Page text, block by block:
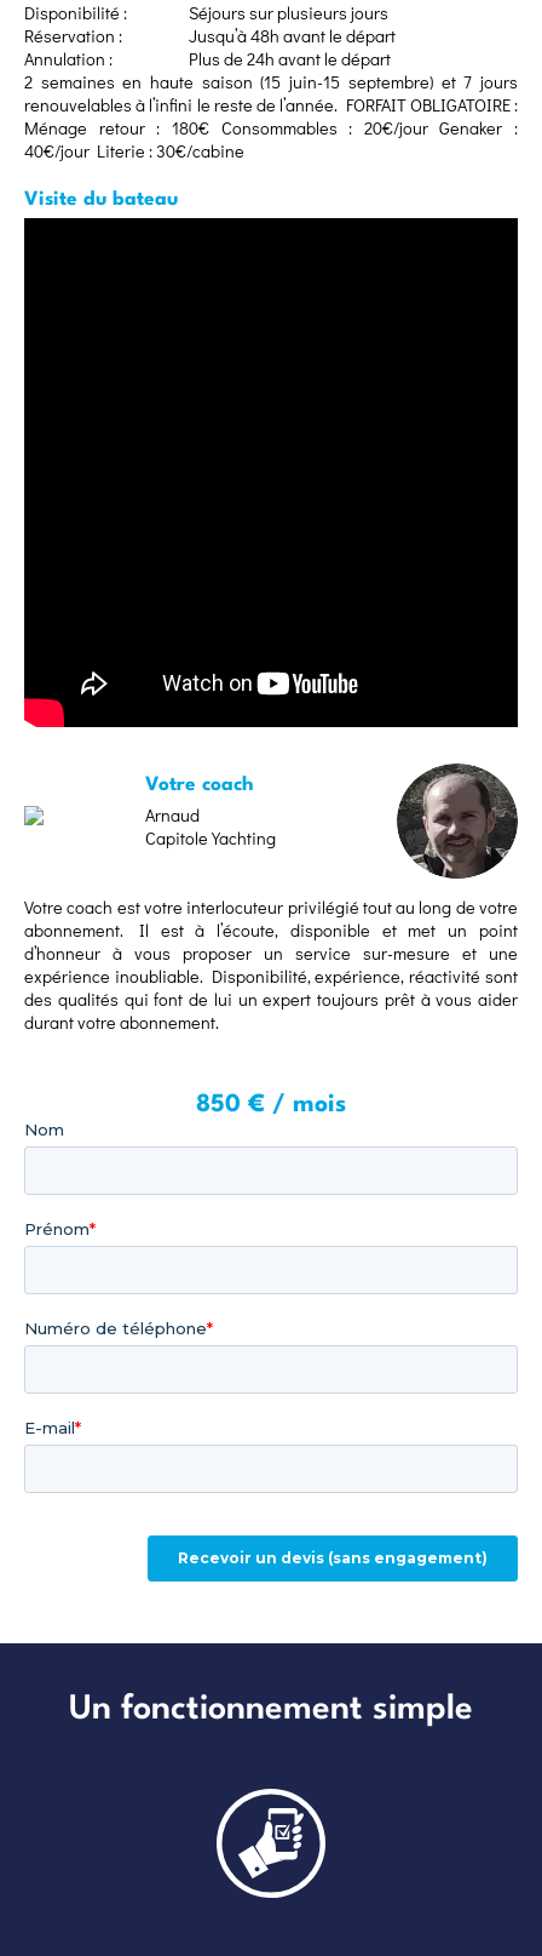
Disponibilité :
Séjours sur plusieurs jours
Réservation :
Jusqu’à 48h avant le départ
Annulation :
Plus de 24h avant le départ
2 semaines en haute saison (15 juin-15 septembre) et 7 jours
renouvelables à l’infini le reste de l’année. FORFAIT OBLIGATOIRE :
Ménage retour : 180€ Consommables : 20€/jour Genaker :
40€/jour Literie : 30€/cabine
Visite du bateau
Votre coach
Arnaud
Capitole Yachting
Votre coach est votre interlocuteur privilégié tout au long de votre
abonnement. Il est à l’écoute, disponible et met un point
d’honneur à vous proposer un service sur-mesure et une
expérience inoubliable. Disponibilité, expérience, réactivité sont
des qualités qui font de lui un expert toujours prêt à vous aider
durant votre abonnement.
850 € / mois
Un fonctionnement simple